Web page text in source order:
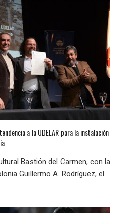
a la UDELAR para la instalación
Bastión del Carmen, con la
Guillermo A. Rodríguez, el